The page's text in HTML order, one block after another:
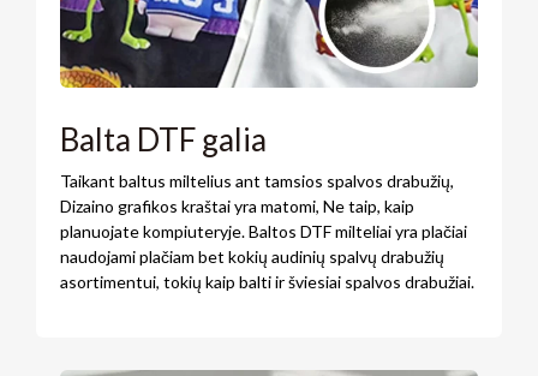
Balta DTF galia
Taikant baltus miltelius ant tamsios spalvos drabužių,
Dizaino grafikos kraštai yra matomi, Ne taip, kaip
planuojate kompiuteryje. Baltos DTF milteliai yra plačiai
naudojami plačiam bet kokių audinių spalvų drabužių
asortimentui, tokių kaip balti ir šviesiai spalvos drabužiai.